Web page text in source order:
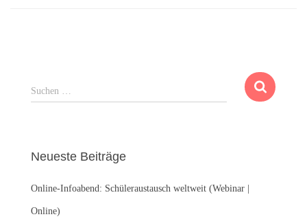
S
u
n
a
c
Suchen …
Neueste Beiträge
Online-Infoabend: Schüleraustausch weltweit (Webinar |
Online)